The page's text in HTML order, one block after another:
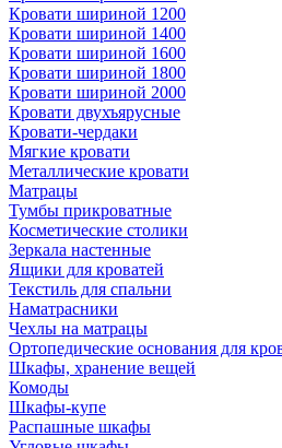
Кровати шириной 1200
Кровати шириной 1400
Кровати шириной 1600
Кровати шириной 1800
Кровати шириной 2000
Кровати двухъярусные
Кровати-чердаки
Мягкие кровати
Металлические кровати
Матрацы
Тумбы прикроватные
Косметические столики
Зеркала настенные
Ящики для кроватей
Текстиль для спальни
Наматрасники
Чехлы на матрацы
Ортопедические основания для
Шкафы, хранение вещей
Комоды
Шкафы-купе
Распашные шкафы